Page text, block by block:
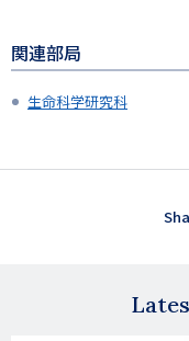
関連部局
生命科学研究科